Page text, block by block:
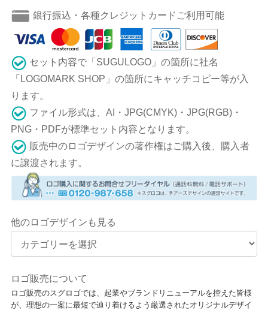
銀行振込・各種クレジットカードご利用可能
セット内容で「SUGULOGO」の箇所に社名
「LOGOMARK SHOP」の箇所にキャッチコピー等が入
ります。
ファイル形式は、AI・JPG(CMYK)・JPG(RGB)・
PNG・PDFが標準セット内容となります。
販売中のロゴデザインの著作権はご購入後、購入者
に譲渡されます。
他のロゴデザインも見る
ロゴ販売について
ロゴ販売のスグロゴでは、起業やブランドリニューアルを控えた皆様
が、理想の一案に最短で辿り着けるよう厳選されたオリジナルデザイ